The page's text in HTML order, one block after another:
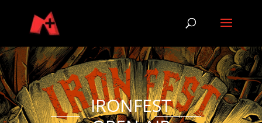
IRONFEST